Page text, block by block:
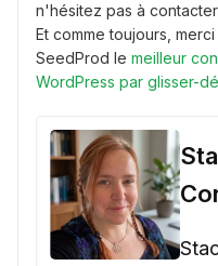
n'hésitez pas à
Et comme toujours,
SeedProd le meilleur
WordPress par glisser-